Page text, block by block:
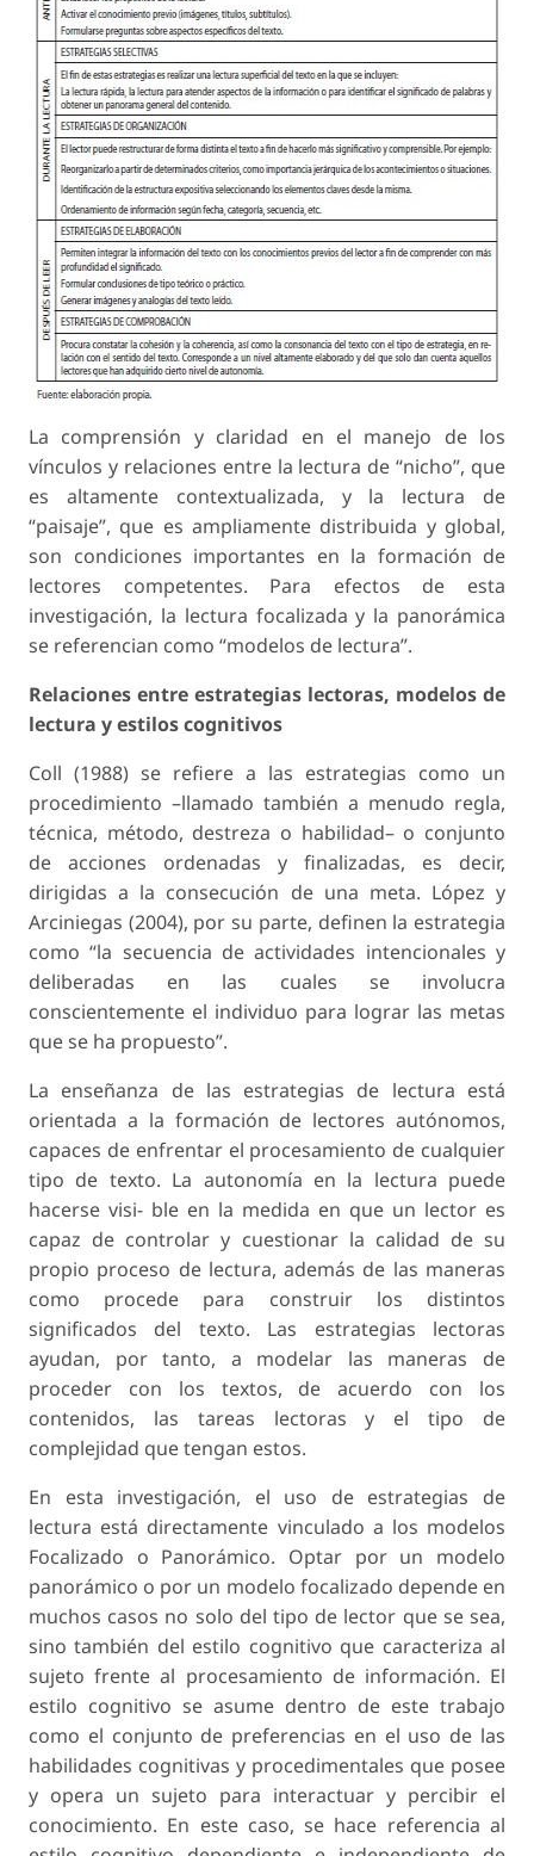
La comprensión y claridad en el manejo de los
vínculos y relaciones entre la lectura de “nicho”, que
es altamente contextualizada, y la lectura de
“paisaje”, que es ampliamente distribuida y global,
son condiciones importantes en la formación de
lectores competentes. Para efectos de esta
investigación, la lectura focalizada y la panorámica
se referencian como “modelos de lectura”.
Relaciones entre estrategias lectoras, modelos de
lectura y estilos cognitivos
Coll (1988) se refiere a las estrategias como un
procedimiento –llamado también a menudo regla,
técnica, método, destreza o habilidad– o conjunto
de acciones ordenadas y finalizadas, es decir,
dirigidas a la consecución de una meta. López y
Arciniegas (2004), por su parte, definen la estrategia
como “la secuencia de actividades intencionales y
deliberadas en las cuales se involucra
conscientemente el individuo para lograr las metas
que se ha propuesto”.
La enseñanza de las estrategias de lectura está
orientada a la formación de lectores autónomos,
capaces de enfrentar el procesamiento de cualquier
tipo de texto. La autonomía en la lectura puede
hacerse visi- ble en la medida en que un lector es
capaz de controlar y cuestionar la calidad de su
propio proceso de lectura, además de las maneras
como procede para construir los distintos
significados del texto. Las estrategias lectoras
ayudan, por tanto, a modelar las maneras de
proceder con los textos, de acuerdo con los
contenidos, las tareas lectoras y el tipo de
complejidad que tengan estos.
En esta investigación, el uso de estrategias de
lectura está directamente vinculado a los modelos
Focalizado o Panorámico. Optar por un modelo
panorámico o por un modelo focalizado depende en
muchos casos no solo del tipo de lector que se sea,
sino también del estilo cognitivo que caracteriza al
sujeto frente al procesamiento de información. El
estilo cognitivo se asume dentro de este trabajo
como el conjunto de preferencias en el uso de las
habilidades cognitivas y procedimentales que posee
y opera un sujeto para interactuar y percibir el
conocimiento. En este caso, se hace referencia al